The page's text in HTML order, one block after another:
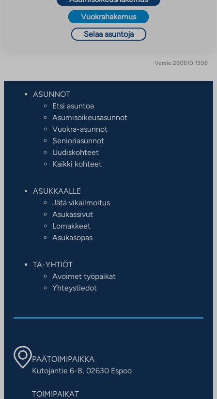
Vuokrahakemus
Selaa asuntoja
Versio 260610.1306
ASUNNOT
Etsi asuntoa
Asumisoikeusasunnot
Vuokra-asunnot
Senioriasunnot
Uudiskohteet
Kaikki kohteet
ASUKKAALLE
Jätä vikailmoitus
Asukassivut
Lomakkeet
Asukasopas
TA-YHTIÖT
Avoimet työpaikat
Yhteystiedot
PÄÄTOIMIPAIKKA
Kutojantie 6-8, 02630 Espoo
TOIMIPAIKAT